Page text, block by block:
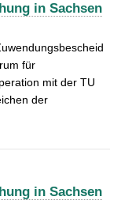
in Sachsen
für
mit der TU
der
in Sachsen